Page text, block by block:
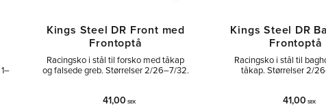
Kings Steel DR Front med
Frontoptå
Racingsko i stål til forsko med tåkap
og falsede greb. Størrelser 2/26–7/32.
41,00 SEK
Kings Steel DR
Frontoptå
Racingsko i stål til
tåkap. Størrelser 2/
41,00 SEK